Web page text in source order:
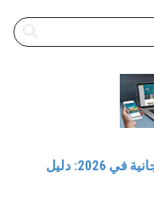
أفضل أدوات الذكاء الاصطناعي المجانية في 2026: دليل